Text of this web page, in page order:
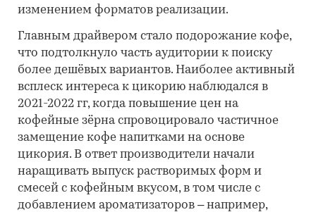
изменением форматов реализации.
Главным драйвером стало подорожание кофе,
что подтолкнуло часть аудитории к поиску
более дешёвых вариантов. Наиболее активный
всплеск интереса к цикорию наблюдался в
2021-2022 гг, когда повышение цен на
кофейные зёрна спровоцировало частичное
замещение кофе напитками на основе
цикория. В ответ производители начали
наращивать выпуск растворимых форм и
смесей с кофейным вкусом, в том числе с
добавлением ароматизаторов – например,